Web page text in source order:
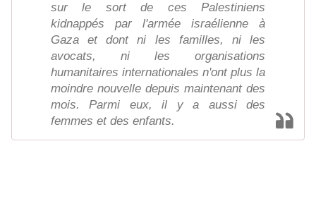
sur le sort de ces Palestiniens
kidnappés par l'armée israélienne à
Gaza et dont ni les familles, ni les
avocats, ni les organisations
humanitaires internationales n'ont plus la
moindre nouvelle depuis maintenant des
mois. Parmi eux, il y a aussi des
femmes et des enfants.